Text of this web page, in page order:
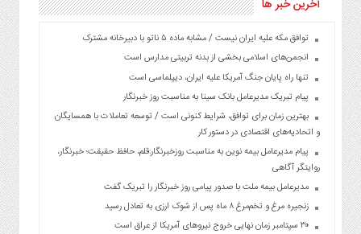
آخرین خبر ها
توافق مکه علیه ایران نیست / مشابه ماده ۵ ناتو با دبیرخانه مشترک
انجمن‌های اسلامی بخشی از بدنه تربیتی مدارس است
تنها راه پایان جنگ آمریکا علیه ایران، دیپلماسی است
پیام تبریک مدیرعامل بانک سینا به مناسبت روز خبرنگار
بهترین زمان برای توافق، شرایط کنونی است / توسعه تعاملات با همسایگان
و اتحادیه‌های اقتصادی در دستور کار
پیام مدیرعامل بیمه نوین به مناسبت روزخبرنگار:قلم، حافظ حقیقت؛ خبرنگار،
روایتگر آگاهی
مدیرعامل بیمه ملت با صدور پیامی روز خبرنگار را تبریک گفت
زنجیره مرغ و تخم‌مرغ ۸ ماه پس از شوک ارزی به تعادل رسید
۳۰ سپتامبر زمان نهایی خروج نیروهای آمریکا از عراق است